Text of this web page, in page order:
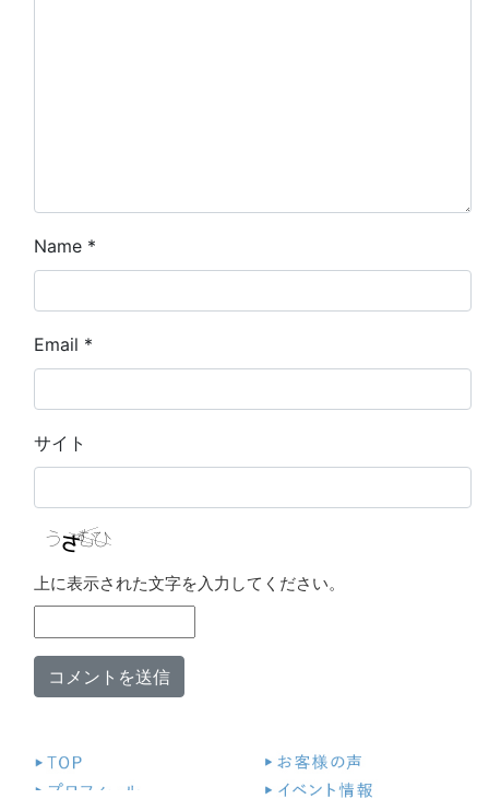
Name *
Email *
サイト
上に表示された文字を入力してください。